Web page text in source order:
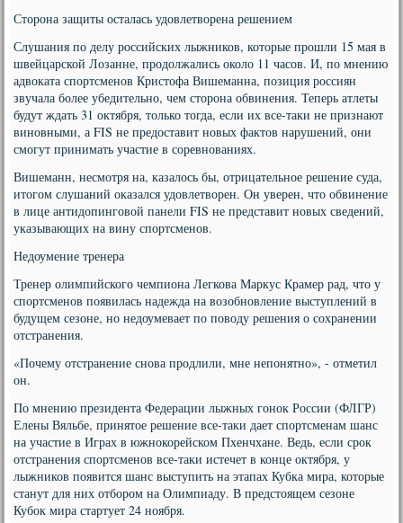
Сторона защиты осталась удовлетворена решением
Слушания по делу российских лыжников, которые прошли 15 мая в
швейцарской Лозанне, продолжались около 11 часов. И, по мнению
адвоката спортсменов Кристофа Вишеманна, позиция россиян
звучала более убедительно, чем сторона обвинения. Теперь атлеты
будут ждать 31 октября, только тогда, если их все-таки не признают
виновными, а FIS не предоставит новых фактов нарушений, они
смогут принимать участие в соревнованиях.
Вишеманн, несмотря на, казалось бы, отрицательное решение суда,
итогом слушаний оказался удовлетворен. Он уверен, что обвинение
в лице антидопинговой панели FIS не представит новых сведений,
указывающих на вину спортсменов.
Недоумение тренера
Тренер олимпийского чемпиона Легкова Маркус Крамер рад, что у
спортсменов появилась надежда на возобновление выступлений в
будущем сезоне, но недоумевает по поводу решения о сохранении
отстранения.
«Почему отстранение снова продлили, мне непонятно», - отметил
он.
По мнению президента Федерации лыжных гонок России (ФЛГР)
Елены Вяльбе, принятое решение все-таки дает спортсменам шанс
на участие в Играх в южнокорейском Пхенчхане. Ведь, если срок
отстранения спортсменов все-таки истечет в конце октября, у
лыжников появится шанс выступить на этапах Кубка мира, которые
станут для них отбором на Олимпиаду. В предстоящем сезоне
Кубок мира стартует 24 ноября.